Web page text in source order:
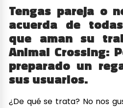
Tengas pareja o
acuerda de
que aman su
Animal Crossing:
preparado un
sus usuarios.
¿De qué se trata? No nos